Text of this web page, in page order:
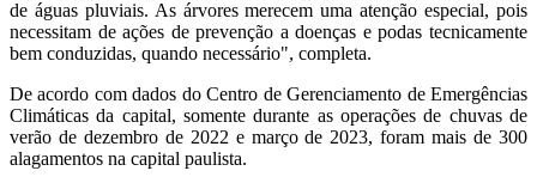
de águas pluviais. As árvores merecem uma atenção especial, pois
necessitam de ações de prevenção a doenças e podas tecnicamente
bem conduzidas, quando necessário", completa.
De acordo com dados do Centro de Gerenciamento de Emergências
Climáticas da capital, somente durante as operações de chuvas de
verão de dezembro de 2022 e março de 2023, foram mais de 300
alagamentos na capital paulista.